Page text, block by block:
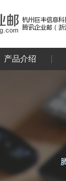
产品介绍